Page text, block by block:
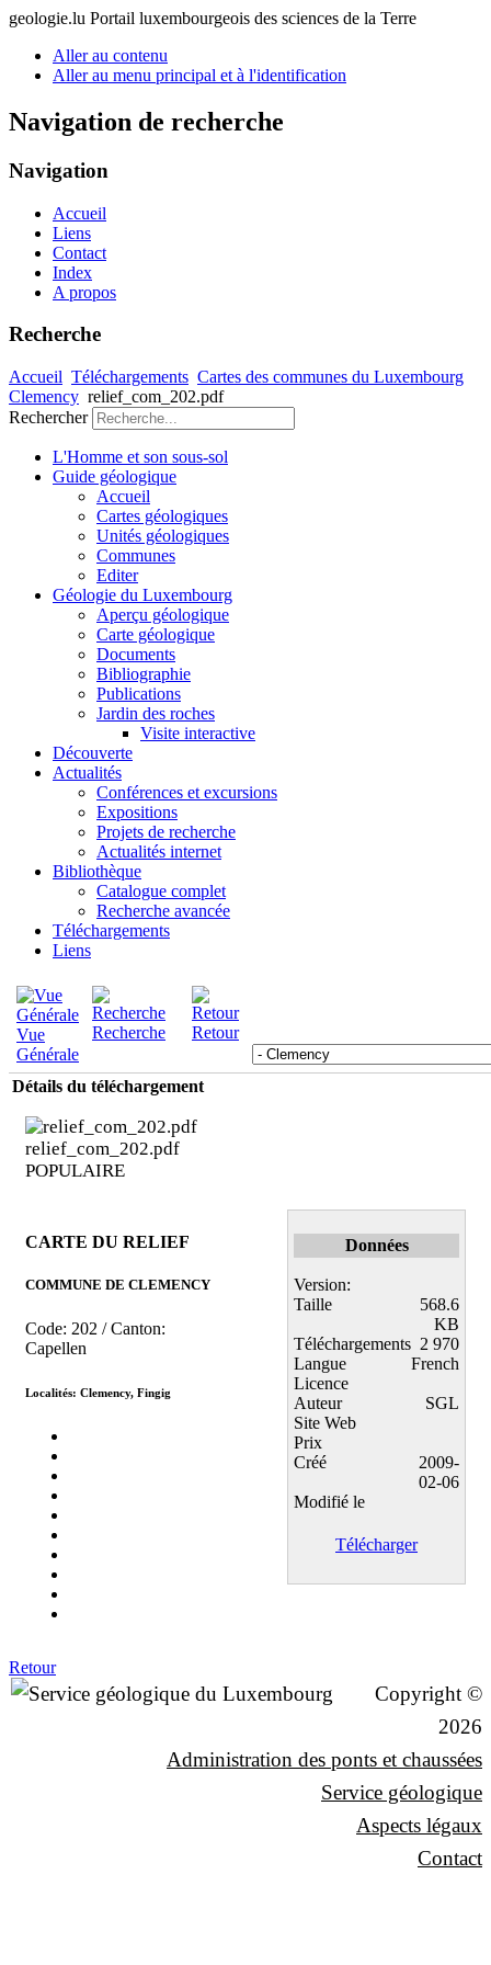
geologie.lu Portail luxembourgeois des sciences de la Terre
Aller au contenu
Aller au menu principal et à l'identification
Navigation de recherche
Navigation
Accueil
Liens
Contact
Index
A propos
Recherche
Accueil Téléchargements Cartes des communes du Luxembourg
Clemency relief_com_202.pdf
Rechercher
L'Homme et son sous-sol
Guide géologique
Accueil
Cartes géologiques
Unités géologiques
Communes
Editer
Géologie du Luxembourg
Aperçu géologique
Carte géologique
Documents
Bibliographie
Publications
Jardin des roches
Visite interactive
Découverte
Actualités
Conférences et excursions
Expositions
Projets de recherche
Actualités internet
Bibliothèque
Catalogue complet
Recherche avancée
Téléchargements
Liens
Vue
Générale
Recherche Retour
Détails du téléchargement
relief_com_202.pdf
POPULAIRE
CARTE DU RELIEF
COMMUNE DE CLEMENCY
Code: 202 / Canton:
Capellen
Localités: Clemency, Fingig
Données
Version:
Taille
568.6
KB
Téléchargements 2 970
Langue
French
Licence
Auteur
SGL
Site Web
Prix
Créé
2009-
02-06
Modifié le
Télécharger
Retour
Copyright ©
2026
Administration des ponts et chaussées
Service géologique
Aspects légaux
Contact